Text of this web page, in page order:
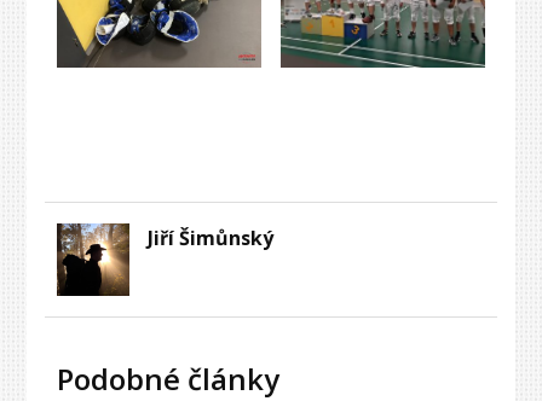
Jiří Šimůnský
Podobné články